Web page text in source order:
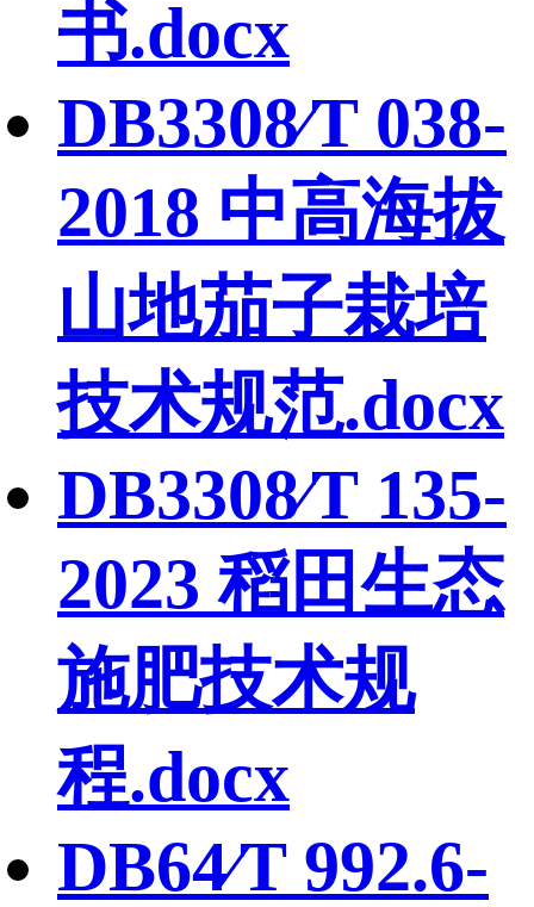
书.docx
DB3308∕T 038-
2018 中高海拔
山地茄子栽培
技术规范.docx
DB3308∕T 135-
2023 稻田生态
施肥技术规
程.docx
DB64∕T 992.6-